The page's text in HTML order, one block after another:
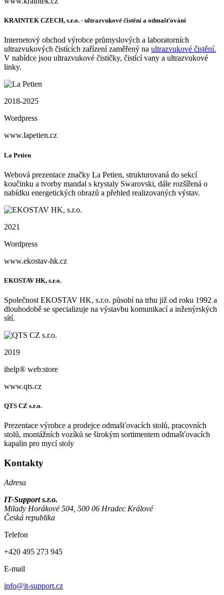
KRAINTEK CZECH, s.r.o. - ultrazvukové čistění a odmašťování
Internetový obchod výrobce průmyslových a laboratorních
ultrazvukových čistících zařízení zaměřený na ultrazvukové čistění.
V nabídce jsou ultrazvukové čističky, čistící vany a ultrazvukové
linky.
2018-2025
Wordpress
www.lapetien.cz
La Petien
Webová prezentace značky La Petien, strukturovaná do sekcí
koučinku a tvorby mandal s krystaly Swarovski, dále rozšířená o
nabídku energetických obrazů a přehled realizovaných výstav.
2021
Wordpress
www.ekostav-hk.cz
EKOSTAV HK, s.r.o.
Společnost EKOSTAV HK, s.r.o. působí na trhu již od roku 1992 a
dlouhodobě se specializuje na výstavbu komunikací a inženýrských
sítí.
2019
ihelp® web:store
www.qts.cz
QTS CZ s.r.o.
Prezentace výrobce a prodejce odmašťovacích stolů, pracovních
stolů, montážních vozíků se širokým sortimentem odmašťovacích
kapalin pro mycí stoly
Kontakty
Adresa
IT-Support s.r.o.
Milady Horákové 504, 500 06 Hradec Králové
Česká republika
Telefon
+420 495 273 945
E-mail
info@it-support.cz